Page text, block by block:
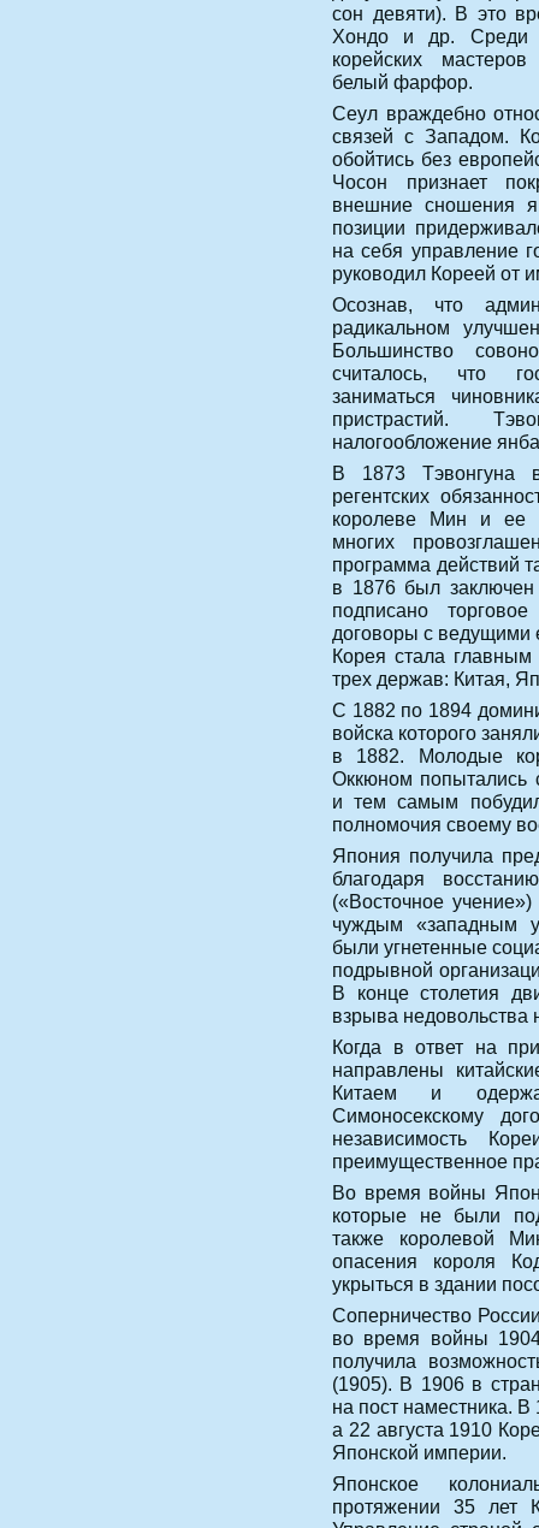
сон девяти). В это
Хондо и др. Среди
корейских
белый фарфор.
Сеул враждебно
связей с Западом.
обойтись без
Чосон признает
внешние сношения
позиции
на себя управление
руководил Кореей от
Осознав, что
радикальном
Большинство
считалось, что
заниматься
пристрастий.
налогообложение
В 1873 Тэвонгуна
регентских
королеве Мин и ее
многих
программа действий
в 1876 был
подписано
договоры с ведущими
Корея стала главным
трех держав: Китая,
С 1882 по 1894
войска которого
в 1882. Молодые
Оккюном попытались
и тем самым
полномочия своему
Япония получила
благодаря
(«Восточное
чуждым «западным
были угнетенные
подрывной
В конце столетия
взрыва
Когда в ответ на
направлены
Китаем и
Симоносекскому
независимость
преимущественное
Во время войны
которые не были
также королевой
опасения короля
укрыться в здании
Соперничество
во время войны
получила
(1905). В 1906 в
на пост наместника.
а 22 августа 1910
Японской империи.
Японское
протяжении 35 лет